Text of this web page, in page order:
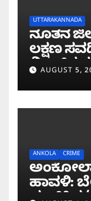
UTTARAKANNADA
ನೂತನ
ಲಕ್ಷಣ
ಮಿಂಚಿನ
AUGUST 5,
ANKOLA CRIME
ಹಾವಳಿ: